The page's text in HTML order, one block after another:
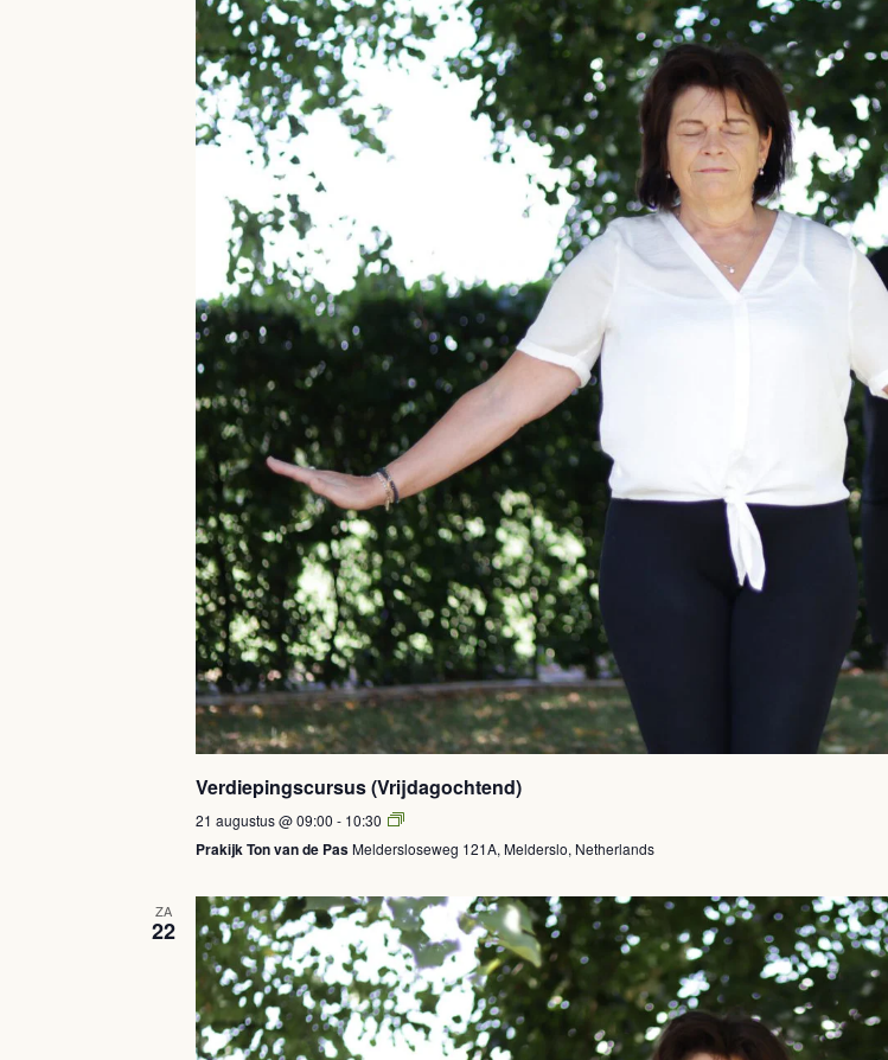
Verdiepingscursus (Vrijdagochtend)
21 augustus @ 09:00 - 10:30
Verdiepingscursus
Prakijk Ton van de PasMeldersloseweg 121A, Melderslo, Netherlands
ZA
22